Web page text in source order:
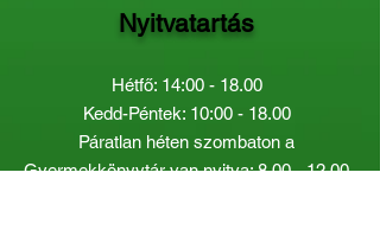
Nyitvatartás
Hétfő: 14:00 - 18.00
Kedd-Péntek: 10:00 - 18.00
Páratlan héten szombaton a
Gyermekkönyvtár van nyitva:8.00 - 12.00